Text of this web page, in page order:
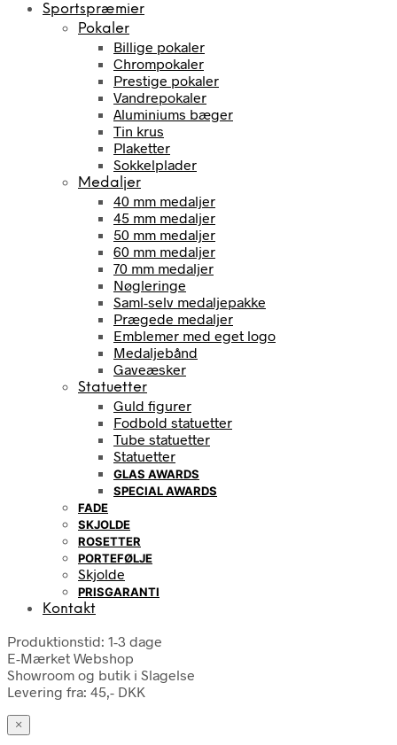
Sportspræmier
Pokaler
Billige pokaler
Chrompokaler
Prestige pokaler
Vandrepokaler
Aluminiums bæger
Tin krus
Plaketter
Sokkelplader
Medaljer
40 mm medaljer
45 mm medaljer
50 mm medaljer
60 mm medaljer
70 mm medaljer
Nøgleringe
Saml-selv medaljepakke
Prægede medaljer
Emblemer med eget logo
Medaljebånd
Gaveæsker
Statuetter
Guld figurer
Fodbold statuetter
Tube statuetter
Statuetter
GLAS AWARDS
SPECIAL AWARDS
FADE
SKJOLDE
ROSETTER
PORTEFØLJE
Skjolde
PRISGARANTI
Kontakt
Produktionstid: 1-3 dage
E-Mærket Webshop
Showroom og butik i Slagelse
Levering fra: 45,- DKK
×